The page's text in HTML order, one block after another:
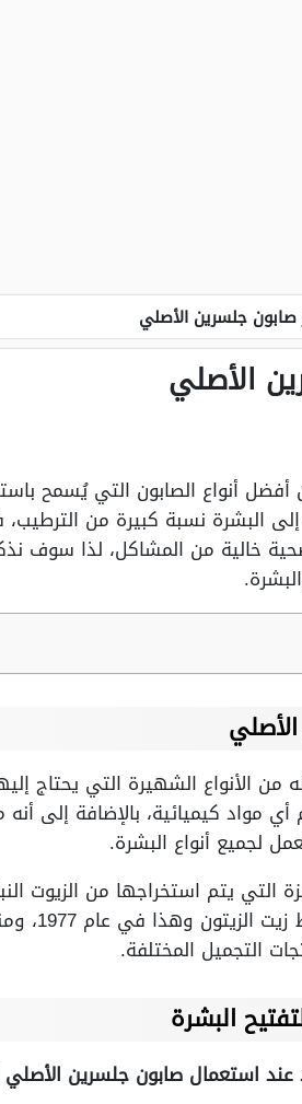
جلسرين الأصلي
الأصلي
أنواع الصابون التي يُسمح
البشرة نسبة كبيرة من
خالية من المشاكل، لذا سوف
من الأنواع الشهيرة التي يحتاج
100 % ولا يضم أي مواد كيميائية،
لجميع أنواع البشرة.
التي يتم استخراجها من
التجميل المختلفة.
البشرة
استعمال صابون جلسرين